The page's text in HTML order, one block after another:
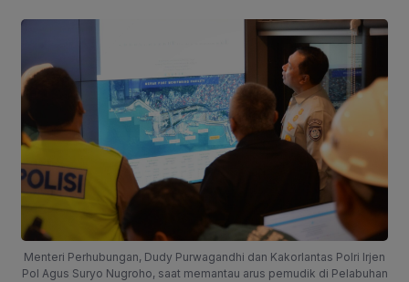
Menteri Perhubungan, Dudy Purwagandhi dan Kakorlantas Polri Irjen
Pol Agus Suryo Nugroho, saat memantau arus pemudik di Pelabuhan